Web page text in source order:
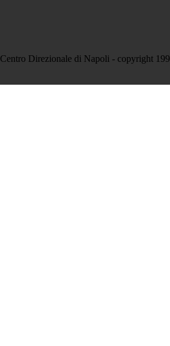
Centro Direzionale di Napoli - copyright